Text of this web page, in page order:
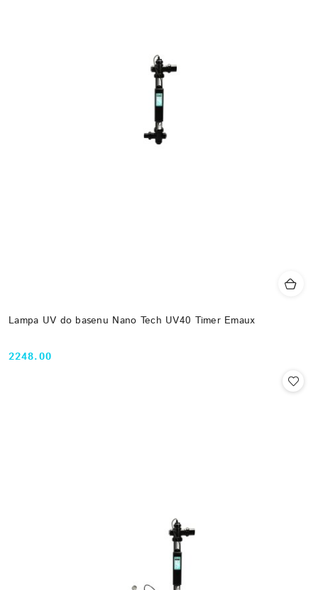
Lampa UV do basenu Nano Tech UV40 Timer Emaux
Cena:
2248.00